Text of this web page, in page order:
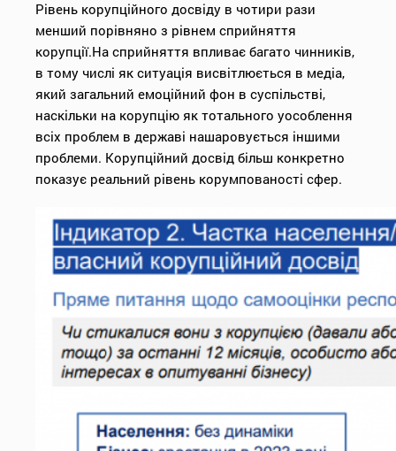
Рівень корупційного досвіду в чотири рази
менший порівняно з рівнем сприйняття
корупції.На сприйняття впливає багато чинників,
в тому числі як ситуація висвітлюється в медіа,
який загальний емоційний фон в суспільстві,
наскільки на корупцію як тотального уособлення
всіх проблем в державі нашаровується іншими
проблеми. Корупційний досвід більш конкретно
показує реальний рівень корумпованості сфер.